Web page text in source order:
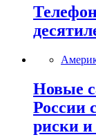
Новые
России
риски и